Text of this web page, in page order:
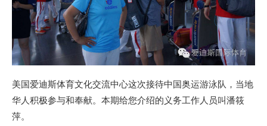
美国爱迪斯体育文化交流中心这次接待中国奥运游泳队，当地
华人积极参与和奉献。本期给您介绍的义务工作人员叫潘筱
萍。